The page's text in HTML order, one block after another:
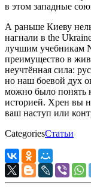
в этом западные
А раньше Киеву
нагнали в the
лучшим учебникам
преимущество в
неучтённая сила:
но наш боевой дух
можно было понять
историей. Хрен вы
ваш наступ или
CategoriesСтатьи